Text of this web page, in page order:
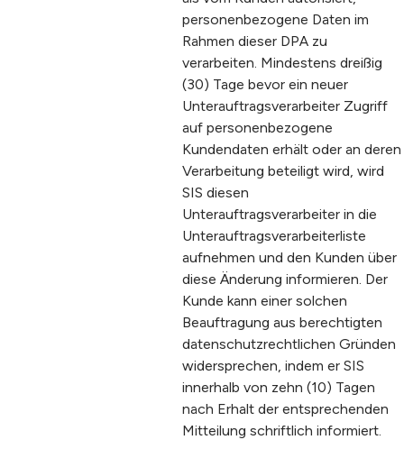
personenbezogene Daten im
Rahmen dieser DPA zu
verarbeiten. Mindestens dreißig
(30) Tage bevor ein neuer
Unterauftragsverarbeiter Zugriff
auf personenbezogene
Kundendaten erhält oder an deren
Verarbeitung beteiligt wird, wird
SIS diesen
Unterauftragsverarbeiter in die
Unterauftragsverarbeiterliste
aufnehmen und den Kunden über
diese Änderung informieren. Der
Kunde kann einer solchen
Beauftragung aus berechtigten
datenschutzrechtlichen Gründen
widersprechen, indem er SIS
innerhalb von zehn (10) Tagen
nach Erhalt der entsprechenden
Mitteilung schriftlich informiert.